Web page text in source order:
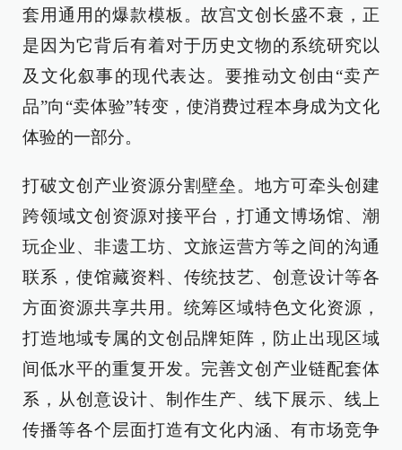
套用通用的爆款模板。故宫文创长盛不衰，正
是因为它背后有着对于历史文物的系统研究以
及文化叙事的现代表达。要推动文创由“卖产
品”向“卖体验”转变，使消费过程本身成为文化
体验的一部分。
打破文创产业资源分割壁垒。地方可牵头创建
跨领域文创资源对接平台，打通文博场馆、潮
玩企业、非遗工坊、文旅运营方等之间的沟通
联系，使馆藏资料、传统技艺、创意设计等各
方面资源共享共用。统筹区域特色文化资源，
打造地域专属的文创品牌矩阵，防止出现区域
间低水平的重复开发。完善文创产业链配套体
系，从创意设计、制作生产、线下展示、线上
传播等各个层面打造有文化内涵、有市场竞争